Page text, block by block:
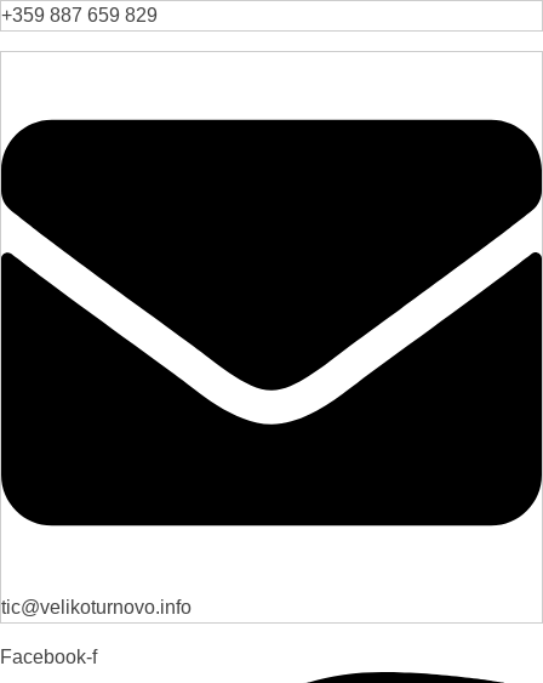
+359 887 659 829
tic@velikoturnovo.info
Facebook-f